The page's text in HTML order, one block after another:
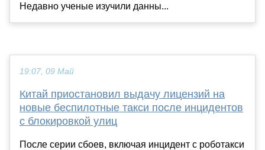
Недавно ученые изучили данны...
19:07, 09 Май
Китай приостановил выдачу лицензий на
новые беспилотные такси после инцидентов
с блокировкой улиц
После серии сбоев, включая инцидент с роботакси